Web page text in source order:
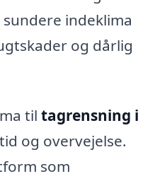
indeklima
og dårlig
til tagrensning i
og overvejelse.
som